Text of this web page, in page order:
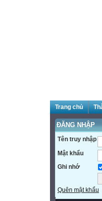
Trang chủ
ĐĂNG NHẬP
Tên truy nhập
Mật khẩu
Ghi nhớ
Quên mật khẩu